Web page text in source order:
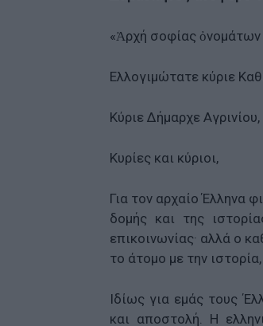
«Ἀρχή σοφίας ὀνομάτων
Ελλογιμώτατε κύριε
Κύριε Δήμαρχε Αγρινίου,
Κυρίες και κύριοι,
Για τον αρχαίο Έλληνα
δομής και της
επικοινωνίας· αλλά ο
το άτομο με την
Ιδίως για εμάς τους
και αποστολή. Η